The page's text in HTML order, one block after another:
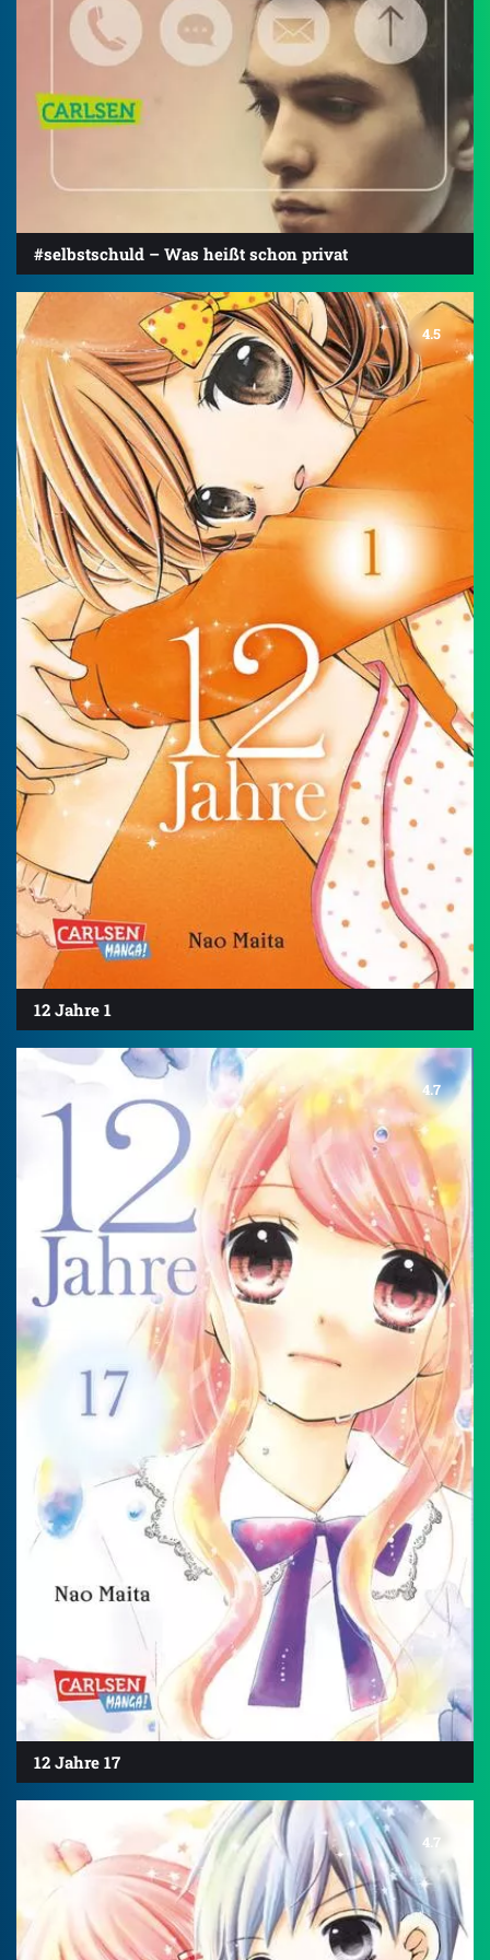
#selbstschuld – Was heißt schon privat
4.5
12 Jahre 1
4.7
12 Jahre 17
4.7